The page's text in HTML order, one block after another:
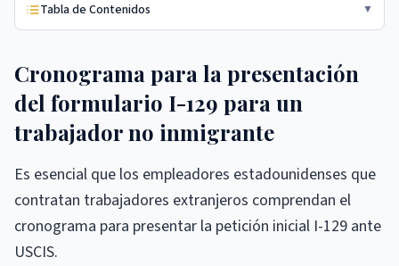
Tabla de Contenidos ▼
Cronograma para la presentación
del formulario I-129 para un
trabajador no inmigrante
Es esencial que los empleadores estadounidenses que
contratan trabajadores extranjeros comprendan el
cronograma para presentar la petición inicial I-129 ante
USCIS.